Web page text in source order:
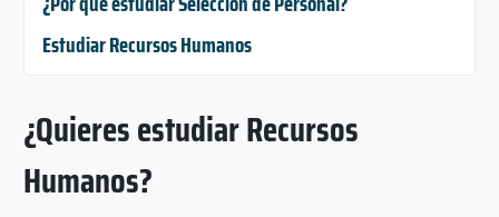
Estudiar Recursos Humanos
¿Quieres estudiar Recursos
Humanos?